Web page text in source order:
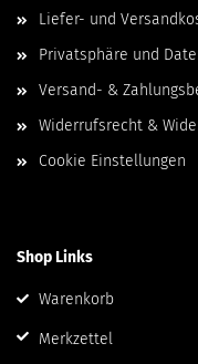
Liefer- und
Privatsphäre und
Versand- &
Widerrufsrecht &
Cookie Einstellungen
Shop Links
Warenkorb
Merkzettel